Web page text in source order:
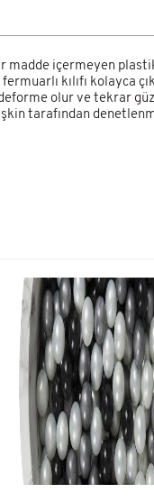
madde içermeyen
kılıfı kolayca
olur ve tekrar
tarafından